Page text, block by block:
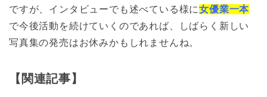
ですが、インタビューでも述べている様に女優業一本
で今後活動を続けていくのであれば、しばらく新しい
写真集の発売はお休みかもしれませんね。
【関連記事】